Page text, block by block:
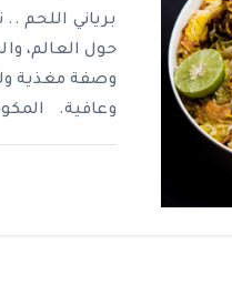
برياني اللحم
حول العالم،
وصفة مغذية
وعافية. المكونات